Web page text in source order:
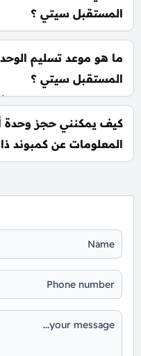
المستقبل سيتي ؟
يشمل الكمبوند مساحات
نادي اجتماعي، مناطق
ومناطق تجارية.
ما هو موعد تسليم
المستقبل سيتي ؟
يتم تسليم الوحدات خلال
إمكانية التسليم نصف
رغبة العميل.
كيف يمكنني حجز وحدة
المعلومات عن كمبوند